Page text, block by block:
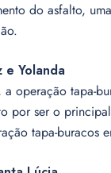
do asfalto,
e Yolanda
a operação tapa-
por ser o
tapa-buracos